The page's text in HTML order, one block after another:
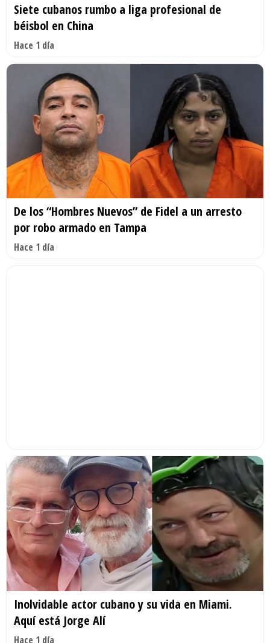
Siete cubanos rumbo a liga profesional de
béisbol en China
Hace 1 día
De los “Hombres Nuevos” de Fidel a un arresto
por robo armado en Tampa
Hace 1 día
Inolvidable actor cubano y su vida en Miami.
Aquí está Jorge Alí
Hace 1 día